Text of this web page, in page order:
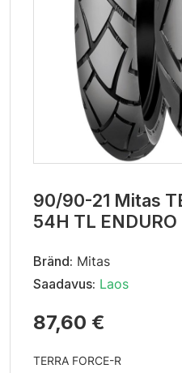
90/90-21 Mitas
54H TL
Bränd: Mitas
Saadavus: Laos
87,60 €
TERRA FORCE-R